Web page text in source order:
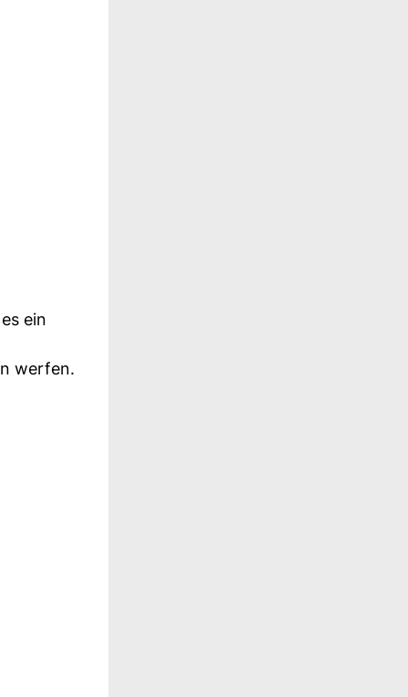
ein
werfen.